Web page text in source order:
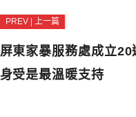
PREV | 上一篇
屏東家暴服務處成立
身受是最溫暖支持